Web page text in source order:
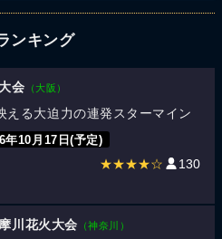
ンキング
会 （大阪）
える大迫力の連発スターマイン
年10月17日(予定)
★★★★☆ 130
川花火大会 （神奈川）